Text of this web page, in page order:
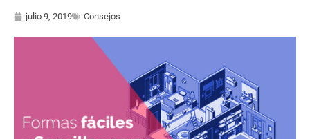
julio 9, 2019 Consejos